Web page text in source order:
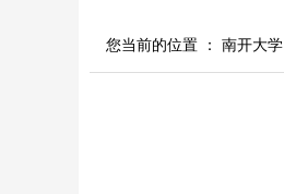
您当前的位置 ： 南开大学